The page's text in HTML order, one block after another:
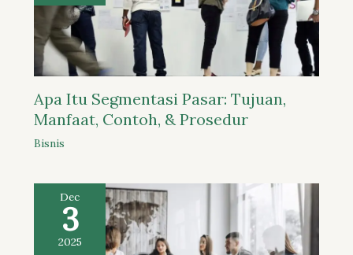
Apa Itu Segmentasi Pasar: Tujuan,
Manfaat, Contoh, & Prosedur
Bisnis
Dec
3
2025